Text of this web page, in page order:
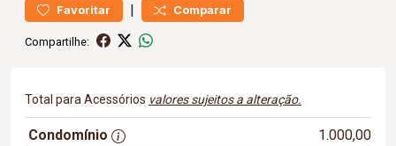
Favoritar | Comparar
Compartilhe:
Total para Acessórios valores sujeitos a alteração.
Condomínio
1.000,00